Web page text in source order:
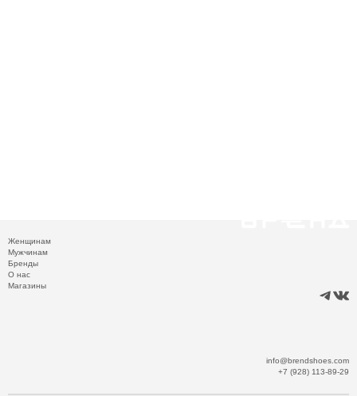
Женщинам
Мужчинам
Бренды
О нас
Магазины
info@brendshoes.com
+7 (928) 113-89-29